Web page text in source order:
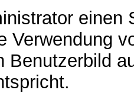
einen
Verwendung
Benutzerbild